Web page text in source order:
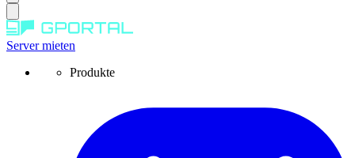
Server mieten
Produkte